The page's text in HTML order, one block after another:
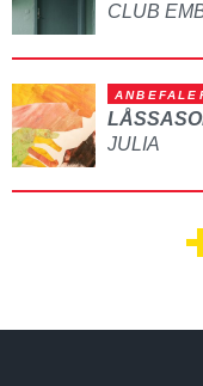
CLUB
JULIA